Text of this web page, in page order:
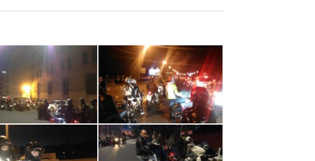
RMS (отсечка МотоСолидарность).
мотоцикл.
два ряда.
перед и позади.